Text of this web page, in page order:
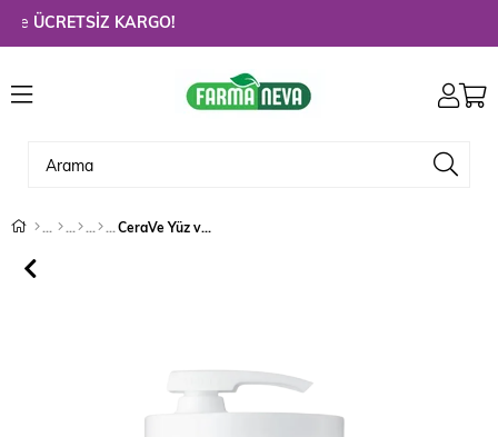
ÜCRETSİZ KARGO!
CeraVe Yüz ve Vucut İçin Nemlendirici Krem 454 Gr